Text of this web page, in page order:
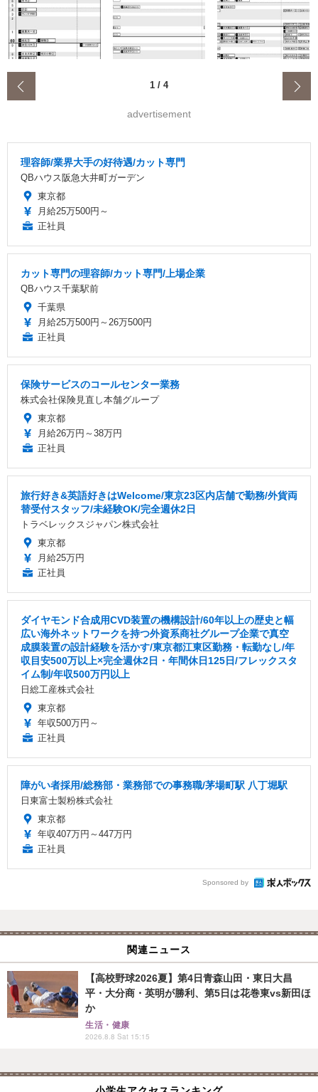
1 / 4
advertisement
理容師/業界大手の好待遇/カット専門
QBハウス阪急大井町ガーデン
東京都
月給25万500円～
正社員
カット専門の理容師/カット専門/上場企業
QBハウス千葉駅前
千葉県
月給25万500円～26万500円
正社員
保険サービスのコールセンター業務
株式会社保険見直し本舗グループ
東京都
月給26万円～38万円
正社員
旅行好き&英語好きはWelcome/東京23区内店舗で勤務/外貨両
替受付スタッフ/未経験OK/完全週休2日
トラベレックスジャパン株式会社
東京都
月給25万円
正社員
ダイヤモンド合成用CVD装置の機構設計/60年以上の歴史と幅
広い海外ネットワークを持つ外資系商社グループ企業で真空
成膜装置の設計経験を活かす/東京都江東区勤務・転勤なし/年
収目安500万以上×完全週休2日・年間休日125日/フレックスタ
イム制/年収500万円以上
日総工産株式会社
東京都
年収500万円～
正社員
障がい者採用/総務部・業務部での事務職/茅場町駅 八丁堀駅
日東富士製粉株式会社
東京都
年収407万円～447万円
正社員
Sponsored by
関連ニュース
【高校野球2026夏】第4日青森山田・東日大昌
平・大分商・英明が勝利、第5日は花巻東vs新田ほ
か
生活・健康
2026.8.8 Sat 15:15
小学生アクセスランキング